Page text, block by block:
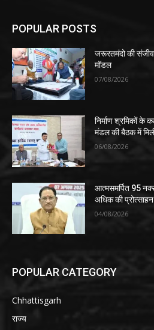
POPULAR POSTS
जरूरतमंदो की
मॉडल
07/08/2026
निर्माण श्रमिकों के
मंडल की बैठक में
06/08/2026
आत्मसमर्पित 95
अधिक की प्रोत्साहन
04/08/2026
POPULAR CATEGORY
Chhattisgarh
राज्य